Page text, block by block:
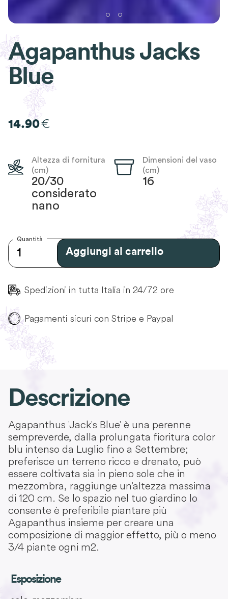
Agapanthus Jacks
Blue
14.90€
Altezza di fornitura
(cm)
20/30
considerato
nano
Dimensioni del vaso
(cm)
16
Quantità
Aggiungi al carrello
Spedizioni in tutta Italia in 24/72 ore
Pagamenti sicuri con Stripe e Paypal
Descrizione
Agapanthus 'Jack's Blue' è una perenne
sempreverde, dalla prolungata fioritura color
blu intenso da Luglio fino a Settembre;
preferisce un terreno ricco e drenato, può
essere coltivata sia in pieno sole che in
mezzombra, raggiunge un'altezza massima
di 120 cm. Se lo spazio nel tuo giardino lo
consente è preferibile piantare più
Agapanthus insieme per creare una
composizione di maggior effetto, più o meno
3/4 piante ogni m2.
Esposizione